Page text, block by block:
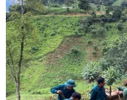
Điều trị hiệu quả ca ung
mang đồng thời hai đột
hiếm gặp
02/08/2026 05:58